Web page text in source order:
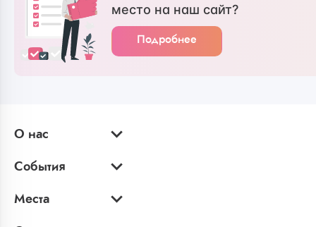
место на наш сайт?
Подробнее
О нас
События
Места